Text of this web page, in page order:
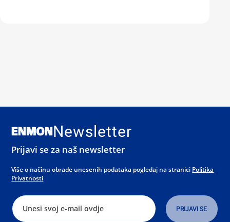
Newsletter
Prijavi se za naš newsletter
Više o načinu obrade unesenih podataka pogledaj na stranici Politika
Privatnosti